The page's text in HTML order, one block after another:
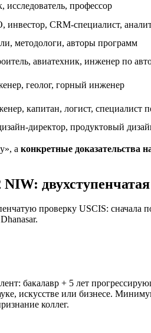
исследователь, профессор
инвестор, CRM-специалист,
методологи, авторы программ
авиатехник, инженер по
геолог, горный инженер
капитан, логист, специалист
директор, продуктовый
аконкретные доказательства
проверку USCIS: сначала
бакалавр + 5 лет
искусстве или бизнесе.
коллег.